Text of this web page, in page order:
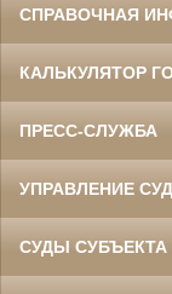
СПРАВОЧНАЯ
КАЛЬКУЛЯТОР
ПРЕСС-СЛУЖБА
УПРАВЛЕНИЕ
СУДЫ СУБЪЕКТА